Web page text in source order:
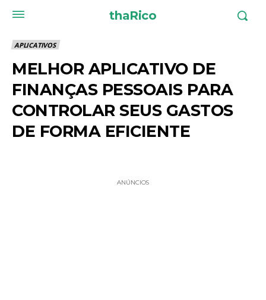
thaRico
APLICATIVOS
MELHOR APLICATIVO DE
FINANÇAS PESSOAIS PARA
CONTROLAR SEUS GASTOS
DE FORMA EFICIENTE
ANÚNCIOS